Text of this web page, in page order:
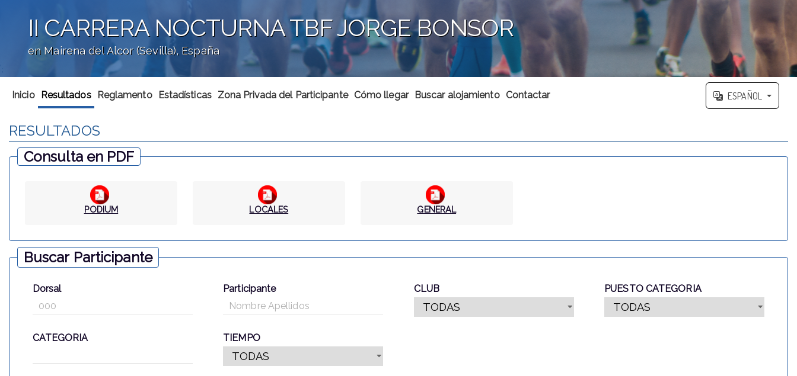
II CARRERA NOCTURNA TBF JORGE BONSOR
en Mairena del Alcor (Sevilla), España
';
Inicio Resultados Reglamento Estadísticas Zona Privada del Participante Cómo llegar Buscar alojamiento Contactar ESPAÑOL
RESULTADOS
Consulta en PDF
PODIUM LOCALES GENERAL
Buscar Participante
Dorsal Participante CLUB PUESTO CATEGORIA
CATEGORIA TIEMPO